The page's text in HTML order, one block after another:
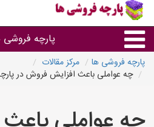
پارچه فروشی
پارچه
پارچه براساس رنگ
پارچه فروشی ها
مرکز مقالات
چه عواملی باعث افزایش فروش در